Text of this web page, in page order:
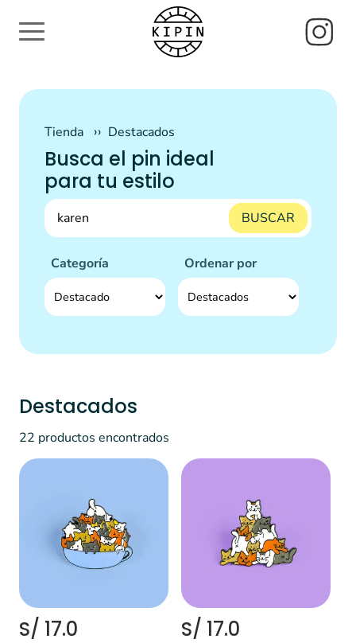
Tienda Destacados
Busca el pin ideal
para tu estilo
BUSCAR
Categoría Ordenar por
Destacados
22 productos encontrados
S/ 17.0 S/ 17.0